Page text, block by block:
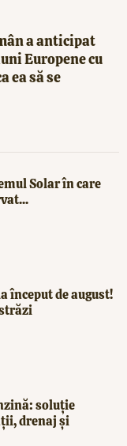
a anticipat
Europene cu
ea să se
Solar în care
început de august!
soluție
drenaj și